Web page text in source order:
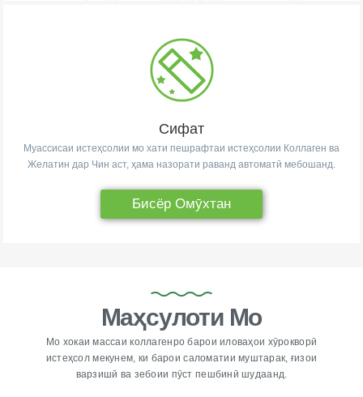
Сифат
Муассисаи истеҳсолии мо хати пешрафтаи истеҳсолии Коллаген ва
Желатин дар Чин аст, ҳама назорати раванд автоматӣ мебошанд.
Бисёр Омӯхтан
Маҳсулоти Мо
Мо хокаи массаи коллагенро барои иловаҳои хӯрокворӣ
истеҳсол мекунем, ки барои саломатии муштарак, ғизои
варзишӣ ва зебоии пӯст пешбинӣ шудаанд.